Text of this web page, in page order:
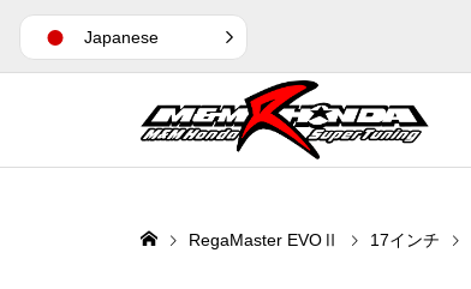
RegaMaster EVOⅡ 17インチ
Japanese